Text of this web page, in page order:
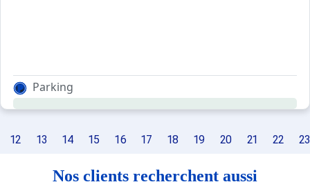
Parking
12 13 14 15 16 17 18 19 20 21 22 23
Nos clients recherchent aussi